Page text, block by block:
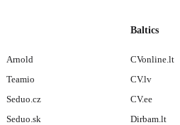
Arnold
Teamio
Seduo.cz
Seduo.sk
Baltics
CVonline.lt
CV.lv
CV.ee
Dirbam.lt